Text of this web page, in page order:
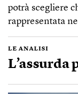
potrà scegliere
rappresentata
LE ANALISI
L’assurda